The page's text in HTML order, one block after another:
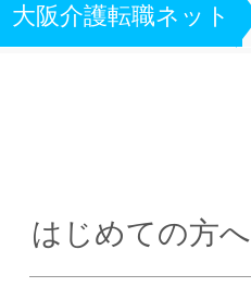
大阪介護転職ネット
はじめての方へ